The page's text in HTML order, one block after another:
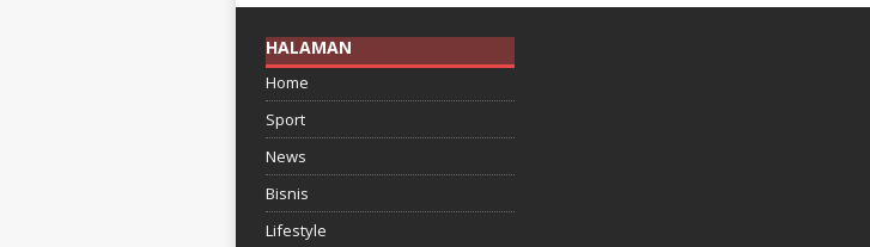
HALAMAN
Home
Sport
News
Bisnis
Lifestyle